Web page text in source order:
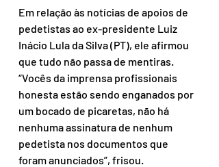
Em relação às notícias de apoios de
pedetistas ao ex-presidente Luiz
Inácio Lula da Silva (PT), ele afirmou
que tudo não passa de mentiras.
“Vocês da imprensa profissionais
honesta estão sendo enganados por
um bocado de picaretas, não há
nenhuma assinatura de nenhum
pedetista nos documentos que
foram anunciados”, frisou.